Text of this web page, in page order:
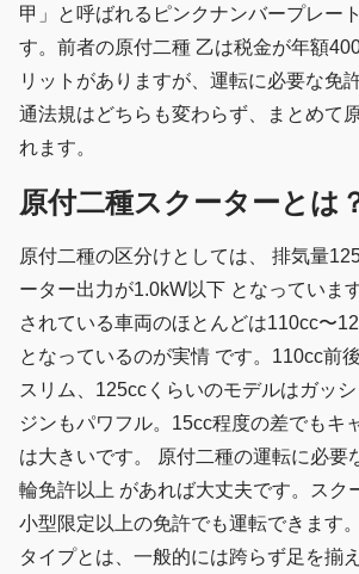
甲」と呼ばれるピンクナンバープレー
す。前者の原付二種 乙は税金が年額
リットがありますが、運転に必要な免
通法規はどちらも変わらず、まとめて
れます。
原付二種スクーターとは
原付二種の区分けとしては、 排気量
ーター出力が1.0kW以下 となっていま
されている車両のほとんどは110cc〜
となっているのが実情 です。110cc前
スリム、125ccくらいのモデルはガッ
ジンもパワフル。15cc程度の差でもキ
は大きいです。 原付二種の運転に必要
輪免許以上 があれば大丈夫です。スク
小型限定以上の免許でも運転できます
タイプとは、一般的には跨らず足を揃